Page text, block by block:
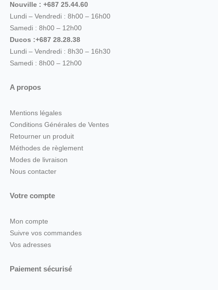
Nouville : +687 25.44.60
Lundi – Vendredi : 8h00 – 16h00
Samedi : 8h00 – 12h00
Ducos :+687 28.28.38
Lundi – Vendredi : 8h30 – 16h30
Samedi : 8h00 – 12h00
A propos
Mentions légales
Conditions Générales de Ventes
Retourner un produit
Méthodes de règlement
Modes de livraison
Nous contacter
Votre compte
Mon compte
Suivre vos commandes
Vos adresses
Paiement sécurisé